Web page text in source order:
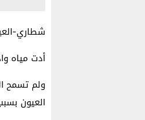
شطاري-
أدت مياه
ولم تسمح
العيون